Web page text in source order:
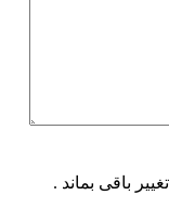
باقی بماند .